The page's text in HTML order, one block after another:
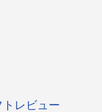
トレビュー